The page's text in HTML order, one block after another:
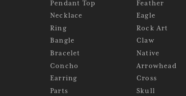
Pendant Top
Necklace
Ring
Bangle
Bracelet
Concho
Earring
Parts
Feather
Eagle
Rock Art
Claw
Native
Arrowhead
Cross
Skull